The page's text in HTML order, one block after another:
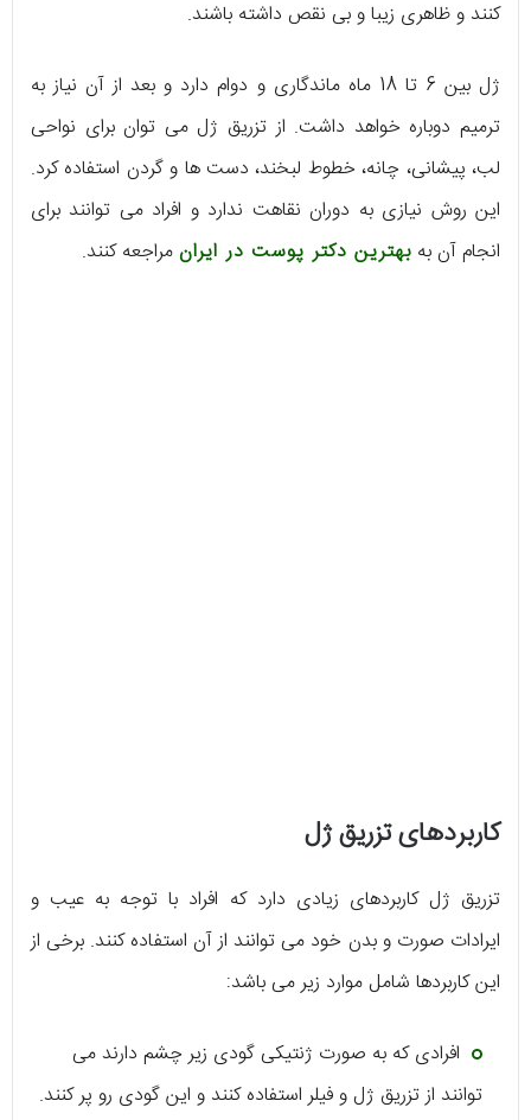
کنند و ظاهری زیبا و بی نقص داشته باشند.
ژل بین 6 تا 18 ماه ماندگاری و دوام دارد و بعد از آن نیاز به
ترمیم دوباره خواهد داشت. از تزریق ژل می توان برای نواحی
لب، پیشانی، چانه، خطوط لبخند، دست ها و گردن استفاده کرد.
این روش نیازی به دوران نقاهت ندارد و افراد می توانند برای
انجام آن به بهترین دکتر پوست در ایرانمراجعه کنند.
کاربردهای تزریق ژل
تزریق ژل کاربردهای زیادی دارد که افراد با توجه به عیب و
ایرادات صورت و بدن خود می توانند از آن استفاده کنند. برخی از
این کاربردها شامل موارد زیر می باشد:
افرادی که به صورت ژنتیکی گودی زیر چشم دارند می
توانند از تزریق ژل و فیلر استفاده کنند و این گودی رو پر کنند.